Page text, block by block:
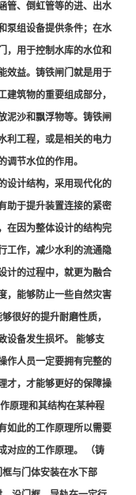
管、倒虹管等的进、出水
泵组设备提供条件；在水
，用于控制水库的水位和
效益。铸铁闸门就是用于
筑物的重要组成部分，
泥沙和飘浮物等。铸铁闸
利工程，或是相关的电力
的调节水位的作用。
设计结构，采用现代化的
助于提升装置连接的紧密
在因为整体设计的结构完
工作，减少水利的流通隐
计的过程中，就更为融合
，能够防止一些自然灾害
很好的提升耐磨性质，
设备发生损坏。 能够支
作人员一定要拥有完整的
才，才能够更好的保障操
原理和其结构在某种程
如此的工作原理所以需要
对应的工作原理。 （铸
与门体安装在水下部